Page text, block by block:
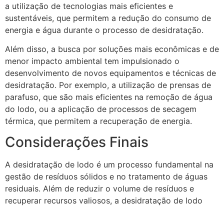
a utilização de tecnologias mais eficientes e
sustentáveis, que permitem a redução do consumo de
energia e água durante o processo de desidratação.
Além disso, a busca por soluções mais econômicas e de
menor impacto ambiental tem impulsionado o
desenvolvimento de novos equipamentos e técnicas de
desidratação. Por exemplo, a utilização de prensas de
parafuso, que são mais eficientes na remoção de água
do lodo, ou a aplicação de processos de secagem
térmica, que permitem a recuperação de energia.
Considerações Finais
A desidratação de lodo é um processo fundamental na
gestão de resíduos sólidos e no tratamento de águas
residuais. Além de reduzir o volume de resíduos e
recuperar recursos valiosos, a desidratação de lodo